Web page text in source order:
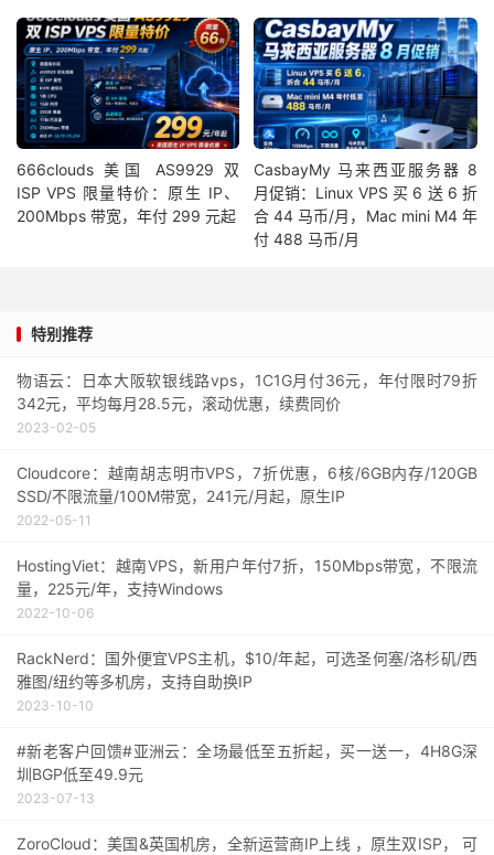
666clouds 美国 AS9929 双
ISP VPS 限量特价：原生 IP、
200Mbps 带宽，年付 299 元起
CasbayMy 马来西亚服务器 8
月促销：Linux VPS 买 6 送 6 折
合 44 马币/月，Mac mini M4 年
付 488 马币/月
特别推荐
物语云：日本大阪软银线路vps，1C1G月付36元，年付限时79折
342元，平均每月28.5元，滚动优惠，续费同价
2023-02-05
Cloudcore：越南胡志明市VPS，7折优惠，6核/6GB内存/120GB
SSD/不限流量/100M带宽，241元/月起，原生IP
2022-05-11
HostingViet：越南VPS，新用户年付7折，150Mbps带宽，不限流
量，225元/年，支持Windows
2022-10-06
RackNerd：国外便宜VPS主机，$10/年起，可选圣何塞/洛杉矶/西
雅图/纽约等多机房，支持自助换IP
2023-10-10
#新老客户回馈#亚洲云：全场最低至五折起，买一送一，4H8G深
圳BGP低至49.9元
2023-07-13
ZoroCloud：美国&英国机房，全新运营商IP上线 ，原生双ISP， 可